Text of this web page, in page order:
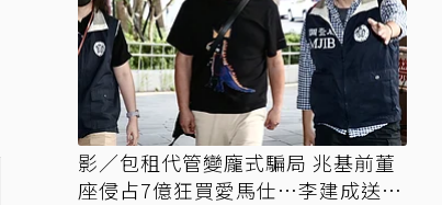
影／包租代管變龐式騙局 兆基前董
座侵占7億狂買愛馬仕…李建成送北